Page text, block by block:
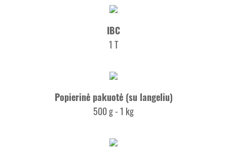
IBC
1 T
Popierinė pakuotė (su langeliu)
500 g - 1 kg